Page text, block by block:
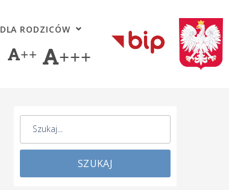
DLA RODZICÓW
++ +++
SZUKAJ